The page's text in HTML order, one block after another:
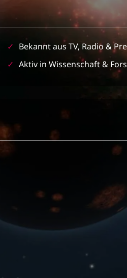
✓ Bekannt aus TV, Radio &
✓ Aktiv in Wissenschaft &